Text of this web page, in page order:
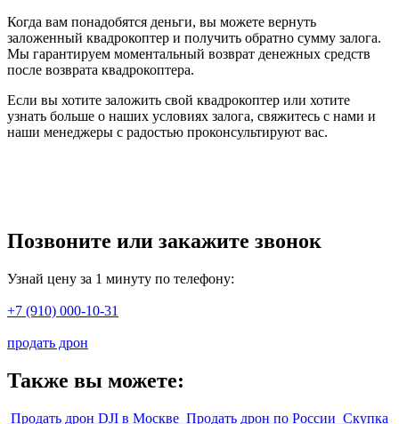
Когда вам понадобятся деньги, вы можете вернуть
заложенный квадрокоптер и получить обратно сумму залога.
Мы гарантируем моментальный возврат денежных средств
после возврата квадрокоптера.
Если вы хотите заложить свой квадрокоптер или хотите
узнать больше о наших условиях залога, свяжитесь с нами и
наши менеджеры с радостью проконсультируют вас.
Позвоните или закажите звонок
Узнай цену за 1 минуту по телефону:
+7 (910) 000-10-31
продать дрон
Также вы можете:
Продать дрон DJI в Москве Продать дрон по России Скупка